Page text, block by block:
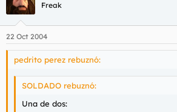
Freak
22 Oct 2004
pedrito perez rebuznó:
SOLDADO rebuznó:
Una de dos: